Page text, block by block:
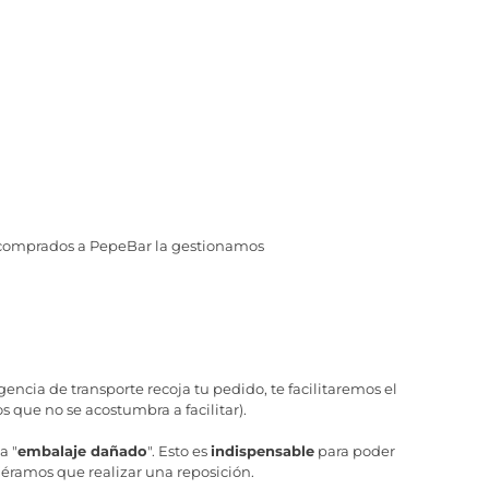
a PepeBar la gestionamos
de transporte recoja tu pedido, te facilitaremos el
que no se acostumbra a facilitar).
"embalaje dañado". Esto esindispensablepara poder
que realizar una reposición.